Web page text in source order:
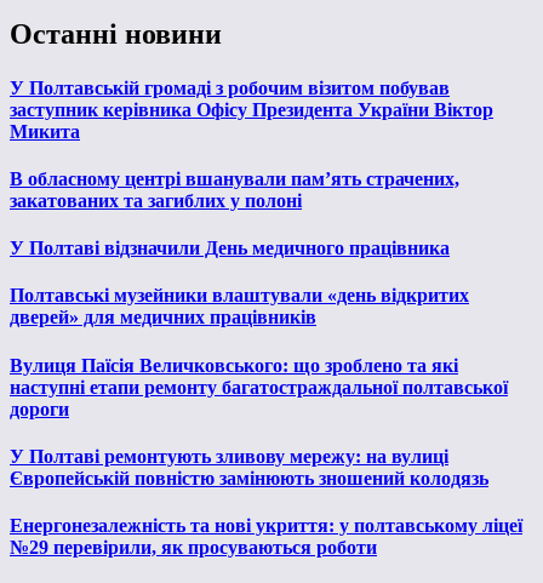
Останні новини
У Полтавській громаді з робочим візитом побував
заступник керівника Офісу Президента України Віктор
Микита
В обласному центрі вшанували пам’ять страчених,
закатованих та загиблих у полоні
У Полтаві відзначили День медичного працівника
Полтавські музейники влаштували «день відкритих
дверей» для медичних працівників
Вулиця Паїсія Величковського: що зроблено та які
наступні етапи ремонту багатостраждальної полтавської
дороги
У Полтаві ремонтують зливову мережу: на вулиці
Європейській повністю замінюють зношений колодязь
Енергонезалежність та нові укриття: у полтавському ліцеї
№29 перевірили, як просуваються роботи